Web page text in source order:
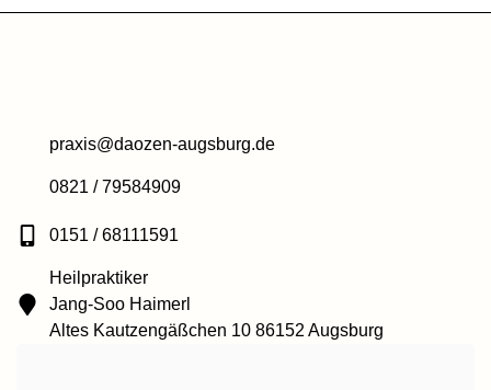
praxis@daozen-augsburg.de
0821 / 79584909
0151 / 68111591
Heilpraktiker
Jang-Soo Haimerl
Altes Kautzengäßchen 10 86152 Augsburg